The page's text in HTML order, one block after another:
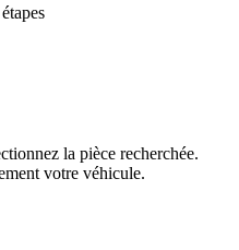
la pièce recherchée.
votre véhicule.